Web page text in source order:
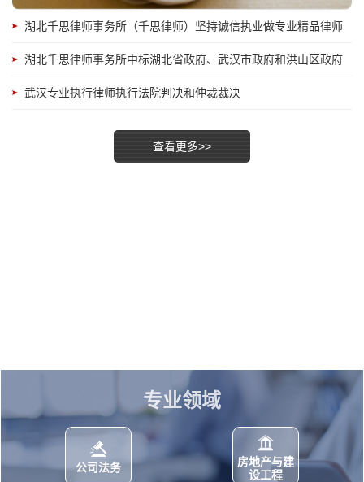
湖北千思律师事务所（千思律师）坚持诚信执业做专业精品律师
事务所
湖北千思律师事务所中标湖北省政府、武汉市政府和洪山区政府
法律顾问服务商
武汉专业执行律师执行法院判决和仲裁裁决
查看更多>>
专业领域
公司法务
房地产与建
设工程